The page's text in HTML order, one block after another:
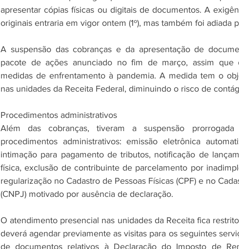
apresentar cópias físicas ou digitais de documentos. A
originais entraria em vigor ontem (1º), mas também foi adiada
A suspensão das cobranças e da apresentação de
pacote de ações anunciado no fim de março, assim que
medidas de enfrentamento à pandemia. A medida tem o
nas unidades da Receita Federal, diminuindo o risco de
Procedimentos administrativos
Além das cobranças, tiveram a suspensão
procedimentos administrativos: emissão eletrônica
intimação para pagamento de tributos, notificação de
física, exclusão de contribuinte de parcelamento por
regularização no Cadastro de Pessoas Físicas (CPF) e no
(CNPJ) motivado por ausência de declaração.
O atendimento presencial nas unidades da Receita fica
deverá agendar previamente as visitas para os seguintes
de documentos relativos à Declaração do Imposto de